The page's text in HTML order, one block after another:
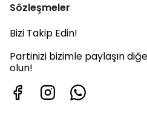
Sözleşmeler
Bizi Takip Edin!
Partinizi bizimle paylaşın
olun!